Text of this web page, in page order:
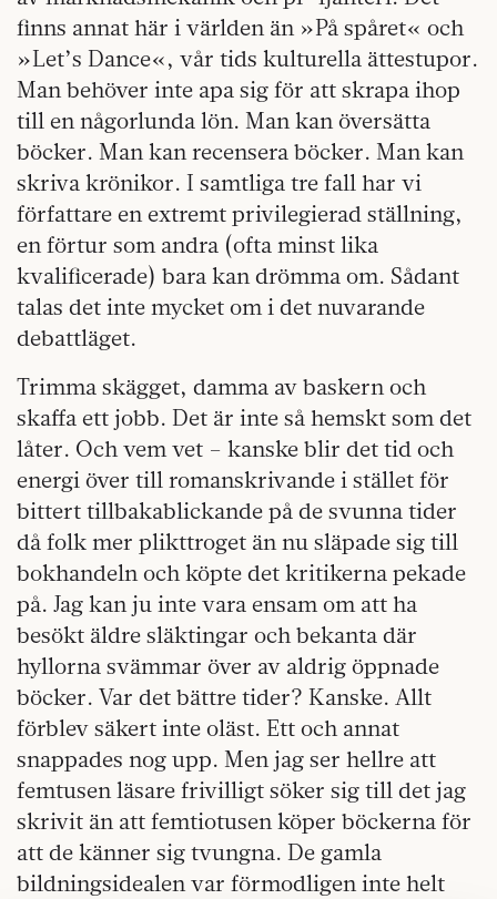
finns annat här i världen än »På spåret« och
»Let’s Dance«, vår tids kulturella ätte­stupor.
Man behöver inte apa sig för att skrapa ihop
till en någorlunda lön. Man kan översätta
böcker. Man kan recensera böcker. Man kan
skriva krönikor. I samtliga tre fall har vi
författare en extremt privilegierad ställning,
en förtur som andra (ofta minst lika
kvalificerade) bara kan drömma om. Sådant
talas det inte mycket om i det nuvarande
debattläget.
Trimma skägget, damma av baskern och
skaffa ett jobb. Det är inte så hemskt som det
låter. Och vem vet – kanske blir det tid och
energi över till romanskrivande i stället för
bittert tillbakablickande på de svunna tider
då folk mer plikttroget än nu släpade sig till
bokhandeln och köpte det kritikerna pekade
på. Jag kan ju inte vara ensam om att ha
besökt äldre släktingar och bekanta där
hyllorna svämmar över av aldrig öppnade
böcker. Var det bättre tider? Kanske. Allt
förblev säkert inte oläst. Ett och annat
snappades nog upp. Men jag ser hellre att
femtusen läsare frivilligt söker sig till det jag
skrivit än att femtiotusen köper böckerna för
att de känner sig tvungna. De gamla
bildningsidealen var förmodligen inte helt